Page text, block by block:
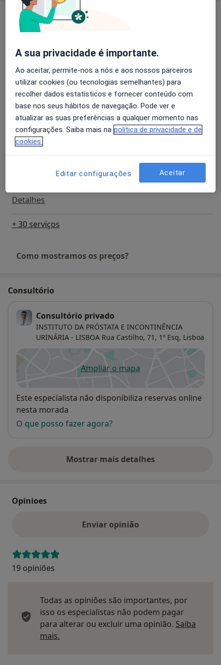
Assistente da Faculdade de Medicina da
Universidade de Lisboa.
Serviços e preços
Biopsia Da Prostata
Meatotomia
Detalhes
Ecografia Vesical
Detalhes
Espermatocelectomia
Detalhes
+ 30 serviços
Como mostramos os preços?
Consultório
Consultório privado
INSTITUTO DA PRÓSTATA E INCONTINÊNCIA
URINÁRIA - LISBOA Rua Castilho, 71, 1º Esq, Lisboa
Ampliar o mapaabre num novo separador
Disponibilidade
Este especialista não disponibiliza reservas online
nesta morada
O que posso fazer agora?
Mostrar mais detalhes
sobre o endereço
Opinioes
Enviar opinião
19 opiniões
Todas as opiniões são importantes, por
isso os especialistas não podem pagar
para alterar ou excluir uma opinião. Saiba
mais.
A sua privacidade é importante.
Ao aceitar, permite-nos a nós e aos nossos parceiros
utilizar cookies (ou tecnologias semelhantes) para
recolher dados estatísticos e fornecer conteúdo com
base nos seus hábitos de navegação. Pode ver e
atualizar as suas preferências a qualquer momento nas
configurações. Saiba mais na política de privacidade e de
cookies.
Editar configurações Aceitar